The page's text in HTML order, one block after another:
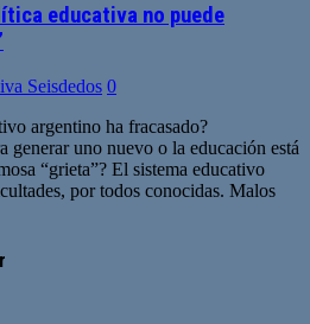
educativa no puede
Seisdedos 0
argentino ha fracasado?
generar uno nuevo o la educación está
“grieta”? El sistema educativo
por todos conocidas. Malos